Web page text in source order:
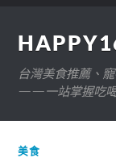
台灣美食推薦、
——一站掌握吃喝
美食